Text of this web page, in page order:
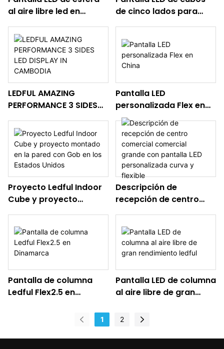
al aire libre led en
de cinco lados para
LEDFUL AMAZING
PERFORMANCE 3 SIDES
CAMBODIA
Pantalla LED
personalizada Flex en
China
Proyecto Ledful Indoor
Cube y proyecto
Unidos
Descripción de
recepción de centro
personalizada curva y
flexible
Pantalla de columna
Ledful Flex2.5 en
Pantalla LED de columna
al aire libre de gran
1 2